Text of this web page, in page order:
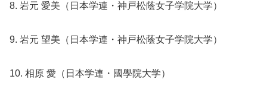
8. 岩元 愛美（日本学連・神戸松蔭女子学院大学）
9. 岩元 望美（日本学連・神戸松蔭女子学院大学）
10. 相原 愛（日本学連・國學院大学）